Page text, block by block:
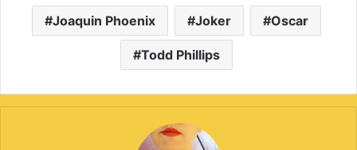
Joaquin Phoenix Joker Oscar
Todd Phillips